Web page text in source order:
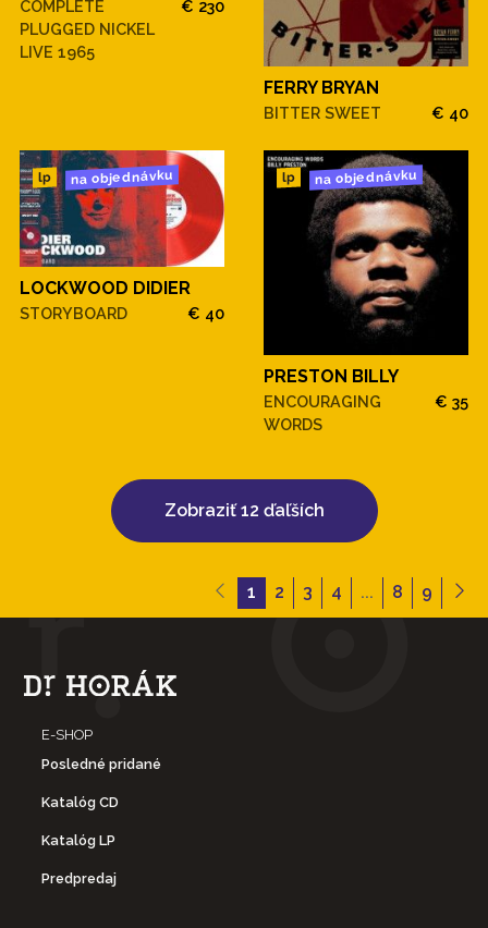
COMPLETE
PLUGGED NICKEL
LIVE 1965
€ 230
FERRY BRYAN
BITTER SWEET € 40
lp na objednávku
LOCKWOOD DIDIER
STORYBOARD € 40
lp na objednávku
PRESTON BILLY
ENCOURAGING
WORDS
€ 35
Zobraziť 12 ďaľších
1 2 3 4 ... 8 9
E-SHOP
Posledné pridané
Katalóg CD
Katalóg LP
Predpredaj